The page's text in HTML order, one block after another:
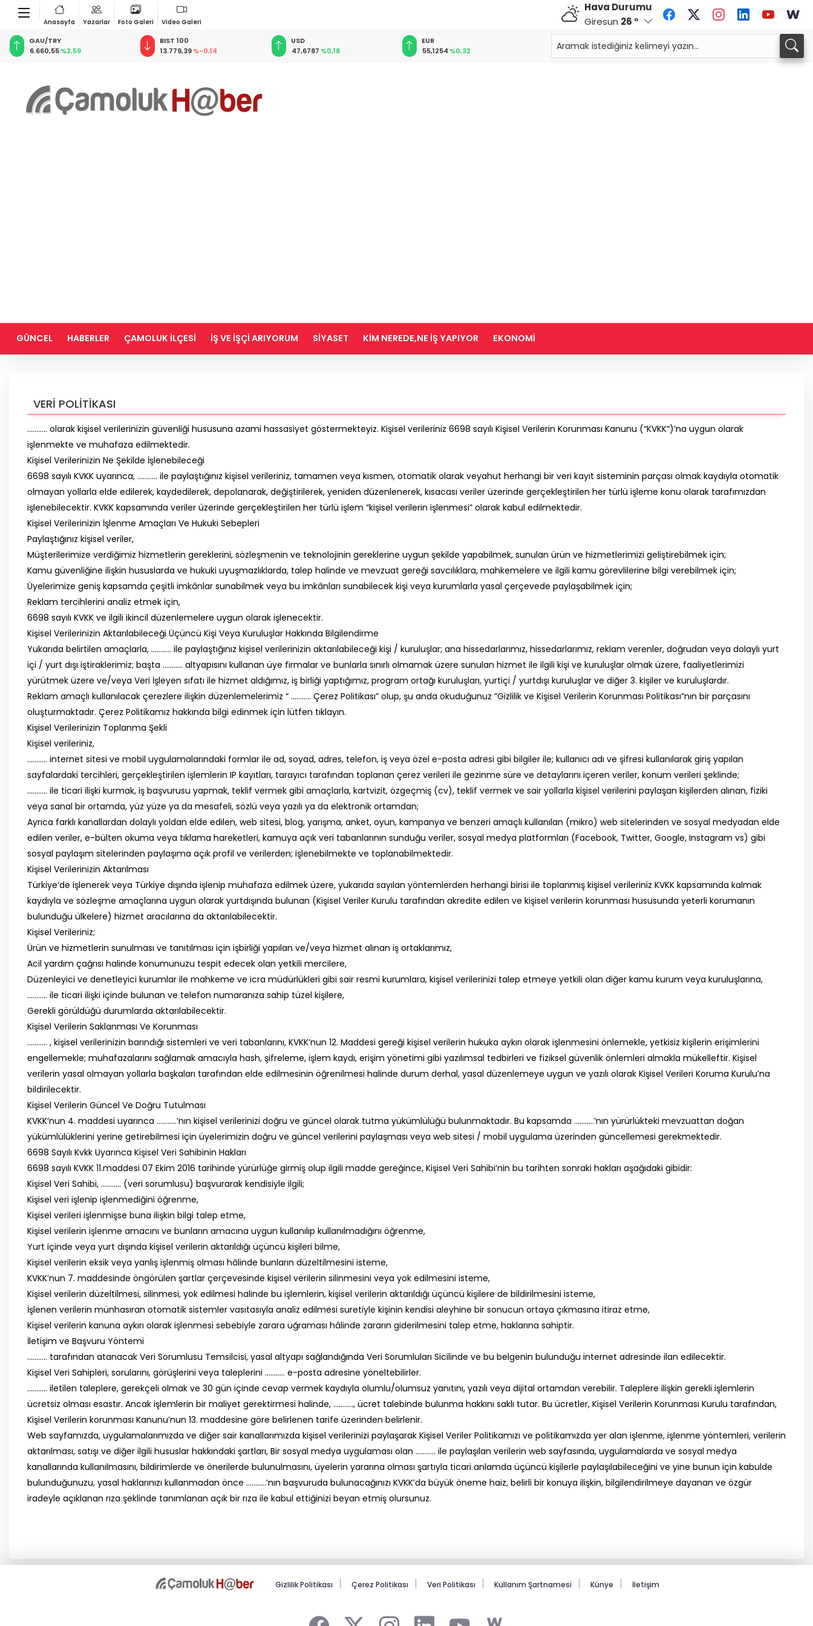
Anasayfa Yazarlar Foto Galeri Video Galeri
Hava Durumu
Giresun 26 °
BIST 100
13.779,39 %-0,14
USD
47,6787%0,18
EUR
55,1254%0,32
GBP
64,3468%0,38
59,0083%0,82
34,1883
GÜNCEL HABERLER ÇAMOLUK İLÇESİ İŞ VE İŞÇİ ARIYORUM SİYASET KİM NEREDE,NE İŞ YAPIYOR EKONOMİ
VERİ POLİTİKASI
……….. olarak kişisel verilerinizin güvenliği hususuna azami hassasiyet göstermekteyiz. Kişisel verileriniz 6698 sayılı Kişisel Verilerin Korunması Kanunu (“KVKK”)’na uygun olarak
işlenmekte ve muhafaza edilmektedir.
Kişisel Verilerinizin Ne Şekilde İşlenebileceği
6698 sayılı KVKK uyarınca, ……….. ile paylaştığınız kişisel verileriniz, tamamen veya kısmen, otomatik olarak veyahut herhangi bir veri kayıt sisteminin parçası olmak kaydıyla otomatik
olmayan yollarla elde edilerek, kaydedilerek, depolanarak, değiştirilerek, yeniden düzenlenerek, kısacası veriler üzerinde gerçekleştirilen her türlü işleme konu olarak tarafımızdan
işlenebilecektir. KVKK kapsamında veriler üzerinde gerçekleştirilen her türlü işlem “kişisel verilerin işlenmesi” olarak kabul edilmektedir.
Kişisel Verilerinizin İşlenme Amaçları Ve Hukuki Sebepleri
Paylaştığınız kişisel veriler,
Müşterilerimize verdiğimiz hizmetlerin gereklerini, sözleşmenin ve teknolojinin gereklerine uygun şekilde yapabilmek, sunulan ürün ve hizmetlerimizi geliştirebilmek için;
Kamu güvenliğine ilişkin hususlarda ve hukuki uyuşmazlıklarda, talep halinde ve mevzuat gereği savcılıklara, mahkemelere ve ilgili kamu görevlilerine bilgi verebilmek için;
Üyelerimize geniş kapsamda çeşitli imkânlar sunabilmek veya bu imkânları sunabilecek kişi veya kurumlarla yasal çerçevede paylaşabilmek için;
Reklam tercihlerini analiz etmek için,
6698 sayılı KVKK ve ilgili ikincil düzenlemelere uygun olarak işlenecektir.
Kişisel Verilerinizin Aktarılabileceği Üçüncü Kişi Veya Kuruluşlar Hakkında Bilgilendirme
Yukarıda belirtilen amaçlarla, ……….. ile paylaştığınız kişisel verilerinizin aktarılabileceği kişi / kuruluşlar; ana hissedarlarımız, hissedarlarımız, reklam verenler, doğrudan veya dolaylı yurt
içi / yurt dışı iştiraklerimiz; başta ……….. altyapısını kullanan üye firmalar ve bunlarla sınırlı olmamak üzere sunulan hizmet ile ilgili kişi ve kuruluşlar olmak üzere, faaliyetlerimizi
yürütmek üzere ve/veya Veri İşleyen sıfatı ile hizmet aldığımız, iş birliği yaptığımız, program ortağı kuruluşları, yurtiçi / yurtdışı kuruluşlar ve diğer 3. kişiler ve kuruluşlardır.
Reklam amaçlı kullanılacak çerezlere ilişkin düzenlemelerimiz “ ……….. Çerez Politikası” olup, şu anda okuduğunuz “Gizlilik ve Kişisel Verilerin Korunması Politikası”nın bir parçasını
oluşturmaktadır. Çerez Politikamız hakkında bilgi edinmek için lütfen tıklayın.
Kişisel Verilerinizin Toplanma Şekli
Kişisel verileriniz,
……….. internet sitesi ve mobil uygulamalarındaki formlar ile ad, soyad, adres, telefon, iş veya özel e-posta adresi gibi bilgiler ile; kullanıcı adı ve şifresi kullanılarak giriş yapılan
sayfalardaki tercihleri, gerçekleştirilen işlemlerin IP kayıtları, tarayıcı tarafından toplanan çerez verileri ile gezinme süre ve detaylarını içeren veriler, konum verileri şeklinde;
……….. ile ticari ilişki kurmak, iş başvurusu yapmak, teklif vermek gibi amaçlarla, kartvizit, özgeçmiş (cv), teklif vermek ve sair yollarla kişisel verilerini paylaşan kişilerden alınan, fiziki
veya sanal bir ortamda, yüz yüze ya da mesafeli, sözlü veya yazılı ya da elektronik ortamdan;
Ayrıca farklı kanallardan dolaylı yoldan elde edilen, web sitesi, blog, yarışma, anket, oyun, kampanya ve benzeri amaçlı kullanılan (mikro) web sitelerinden ve sosyal medyadan elde
edilen veriler, e-bülten okuma veya tıklama hareketleri, kamuya açık veri tabanlarının sunduğu veriler, sosyal medya platformları (Facebook, Twitter, Google, Instagram vs) gibi
sosyal paylaşım sitelerinden paylaşıma açık profil ve verilerden; işlenebilmekte ve toplanabilmektedir.
Kişisel Verilerinizin Aktarılması
Türkiye’de işlenerek veya Türkiye dışında işlenip muhafaza edilmek üzere, yukarıda sayılan yöntemlerden herhangi birisi ile toplanmış kişisel verileriniz KVKK kapsamında kalmak
kaydıyla ve sözleşme amaçlarına uygun olarak yurtdışında bulunan (Kişisel Veriler Kurulu tarafından akredite edilen ve kişisel verilerin korunması hususunda yeterli korumanın
bulunduğu ülkelere) hizmet aracılarına da aktarılabilecektir.
Kişisel Verileriniz;
Ürün ve hizmetlerin sunulması ve tanıtılması için işbirliği yapılan ve/veya hizmet alınan iş ortaklarımız,
Acil yardım çağrısı halinde konumunuzu tespit edecek olan yetkili mercilere,
Düzenleyici ve denetleyici kurumlar ile mahkeme ve icra müdürlükleri gibi sair resmi kurumlara, kişisel verilerinizi talep etmeye yetkili olan diğer kamu kurum veya kuruluşlarına,
……….. ile ticari ilişki içinde bulunan ve telefon numaranıza sahip tüzel kişilere,
Gerekli görüldüğü durumlarda aktarılabilecektir.
Kişisel Verilerin Saklanması Ve Korunması
……….. , kişisel verilerinizin barındığı sistemleri ve veri tabanlarını, KVKK’nun 12. Maddesi gereği kişisel verilerin hukuka aykırı olarak işlenmesini önlemekle, yetkisiz kişilerin erişimlerini
engellemekle; muhafazalarını sağlamak amacıyla hash, şifreleme, işlem kaydı, erişim yönetimi gibi yazılımsal tedbirleri ve fiziksel güvenlik önlemleri almakla mükelleftir. Kişisel
verilerin yasal olmayan yollarla başkaları tarafından elde edilmesinin öğrenilmesi halinde durum derhal, yasal düzenlemeye uygun ve yazılı olarak Kişisel Verileri Koruma Kurulu’na
bildirilecektir.
Kişisel Verilerin Güncel Ve Doğru Tutulması
KVKK’nun 4. maddesi uyarınca ………..’nın kişisel verilerinizi doğru ve güncel olarak tutma yükümlülüğü bulunmaktadır. Bu kapsamda ………..’nın yürürlükteki mevzuattan doğan
yükümlülüklerini yerine getirebilmesi için üyelerimizin doğru ve güncel verilerini paylaşması veya web sitesi / mobil uygulama üzerinden güncellemesi gerekmektedir.
6698 Sayılı Kvkk Uyarınca Kişisel Veri Sahibinin Hakları
6698 sayılı KVKK 11.maddesi 07 Ekim 2016 tarihinde yürürlüğe girmiş olup ilgili madde gereğince, Kişisel Veri Sahibi’nin bu tarihten sonraki hakları aşağıdaki gibidir:
Kişisel Veri Sahibi, ……….. (veri sorumlusu) başvurarak kendisiyle ilgili;
Kişisel veri işlenip işlenmediğini öğrenme,
Kişisel verileri işlenmişse buna ilişkin bilgi talep etme,
Kişisel verilerin işlenme amacını ve bunların amacına uygun kullanılıp kullanılmadığını öğrenme,
Yurt içinde veya yurt dışında kişisel verilerin aktarıldığı üçüncü kişileri bilme,
Kişisel verilerin eksik veya yanlış işlenmiş olması hâlinde bunların düzeltilmesini isteme,
KVKK’nun 7. maddesinde öngörülen şartlar çerçevesinde kişisel verilerin silinmesini veya yok edilmesini isteme,
Kişisel verilerin düzeltilmesi, silinmesi, yok edilmesi halinde bu işlemlerin, kişisel verilerin aktarıldığı üçüncü kişilere de bildirilmesini isteme,
İşlenen verilerin münhasıran otomatik sistemler vasıtasıyla analiz edilmesi suretiyle kişinin kendisi aleyhine bir sonucun ortaya çıkmasına itiraz etme,
Kişisel verilerin kanuna aykırı olarak işlenmesi sebebiyle zarara uğraması hâlinde zararın giderilmesini talep etme, haklarına sahiptir.
İletişim ve Başvuru Yöntemi
……….. tarafından atanacak Veri Sorumlusu Temsilcisi, yasal altyapı sağlandığında Veri Sorumluları Sicilinde ve bu belgenin bulunduğu internet adresinde ilan edilecektir.
Kişisel Veri Sahipleri, sorularını, görüşlerini veya taleplerini ……….. e-posta adresine yöneltebilirler.
……….. iletilen taleplere, gerekçeli olmak ve 30 gün içinde cevap vermek kaydıyla olumlu/olumsuz yanıtını, yazılı veya dijital ortamdan verebilir. Taleplere ilişkin gerekli işlemlerin
ücretsiz olması esastır. Ancak işlemlerin bir maliyet gerektirmesi halinde, ……….., ücret talebinde bulunma hakkını saklı tutar. Bu ücretler, Kişisel Verilerin Korunması Kurulu tarafından,
Kişisel Verilerin korunması Kanunu’nun 13. maddesine göre belirlenen tarife üzerinden belirlenir.
Web sayfamızda, uygulamalarımızda ve diğer sair kanallarımızda kişisel verilerinizi paylaşarak Kişisel Veriler Politikamızı ve politikamızda yer alan işlenme, işlenme yöntemleri, verilerin
aktarılması, satışı ve diğer ilgili hususlar hakkındaki şartları, Bir sosyal medya uygulaması olan ……….. ile paylaşılan verilerin web sayfasında, uygulamalarda ve sosyal medya
kanallarında kullanılmasını, bildirimlerde ve önerilerde bulunulmasını, üyelerin yararına olması şartıyla ticari anlamda üçüncü kişilerle paylaşılabileceğini ve yine bunun için kabulde
bulunduğunuzu, yasal haklarınızı kullanmadan önce ………..’nın başvuruda bulunacağınızı KVKK’da büyük öneme haiz, belirli bir konuya ilişkin, bilgilendirilmeye dayanan ve özgür
iradeyle açıklanan rıza şeklinde tanımlanan açık bir rıza ile kabul ettiğinizi beyan etmiş olursunuz.
Gizlilik Politikası Çerez Politikası Veri Politikası Kullanım Şartnamesi Künye İletişim